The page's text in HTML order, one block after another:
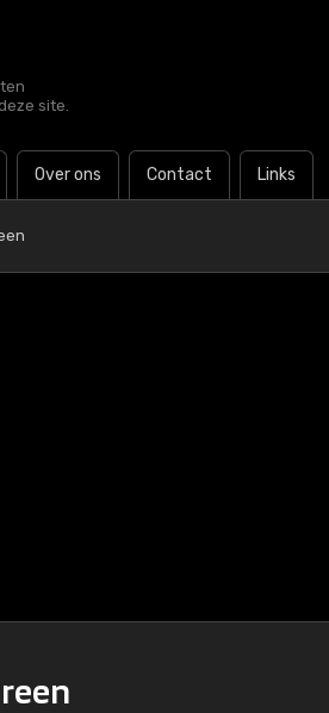
site.
Over ons Contact Links